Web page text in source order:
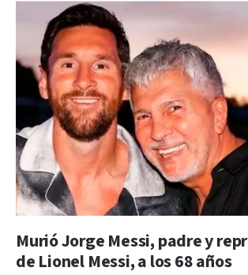
Murió Jorge Messi, padre y
de Lionel Messi, a los 68 años